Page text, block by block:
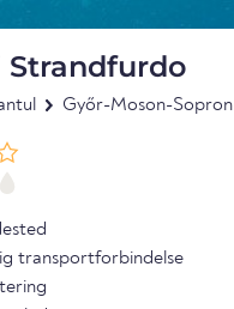
Strandfurdo
Győr-Moson-Sopron
transportforbindelse